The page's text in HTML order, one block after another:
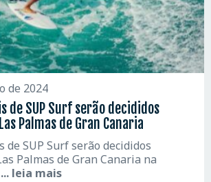
de 2024
de SUP Surf serão decididos
Palmas de Gran Canaria
SUP Surf serão decididos
Palmas de Gran Canaria na
... leia mais